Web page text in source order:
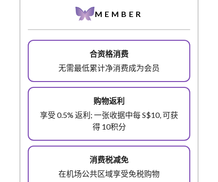
MEMBER
无需最低累计净消费成为会员
享受 0.5% 返利; 一张收据中每 S$10, 可获
得 10积分
在机场公共区域享受免税购物